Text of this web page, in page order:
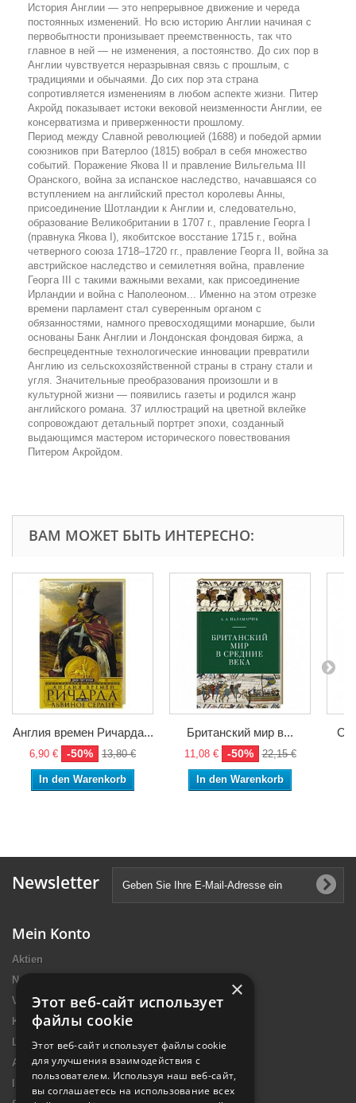
История Англии — это непрерывное движение и череда
постоянных изменений. Но всю историю Англии начиная с
первобытности пронизывает преемственность, так что
главное в ней — не изменения, а постоянство. До сих пор в
Англии чувствуется неразрывная связь с прошлым, с
традициями и обычаями. До сих пор эта страна
сопротивляется изменениям в любом аспекте жизни. Питер
Акройд показывает истоки вековой неизменности Англии, ее
консерватизма и приверженности прошлому.
Период между Славной революцией (1688) и победой армии
союзников при Ватерлоо (1815) вобрал в себя множество
событий. Поражение Якова II и правление Вильгельма III
Оранского, война за испанское наследство, начавшаяся со
вступлением на английский престол королевы Анны,
присоединение Шотландии к Англии и, следовательно,
образование Великобритании в 1707 г., правление Георга I
(правнука Якова I), якобитское восстание 1715 г., война
четверного союза 1718–1720 гг., правление Георга II, война за
австрийское наследство и семилетняя война, правление
Георга III с такими важными вехами, как присоединение
Ирландии и война с Наполеоном... Именно на этом отрезке
времени парламент стал суверенным органом с
обязанностями, намного превосходящими монаршие, были
основаны Банк Англии и Лондонская фондовая биржа, а
беспрецедентные технологические инновации превратили
Англию из сельскохозяйственной страны в страну стали и
угля. Значительные преобразования произошли и в
культурной жизни — появились газеты и родился жанр
английского романа. 37 иллюстраций на цветной вклейке
сопровождают детальный портрет эпохи, созданный
выдающимся мастером исторического повествования
Питером Акройдом.
ВАМ МОЖЕТ БЫТЬ ИНТЕРЕСНО:
Англия времен Ричарда...
6,90 € -50% 13,80 €
In den Warenkorb
Британский мир в...
11,08 € -50% 22,15 €
In den Warenkorb
Newsletter
Mein Konto
Aktien
Neue Artikel
Verkaufshits
Kontakt
Lieferung
Allgemeine Nutzungsbedingungen
Impressum Introtek
×
Этот веб-сайт использует
файлы cookie
Этот веб-сайт использует файлы cookie
для улучшения взаимодействия с
пользователем. Используя наш веб-сайт,
вы соглашаетесь на использование всех